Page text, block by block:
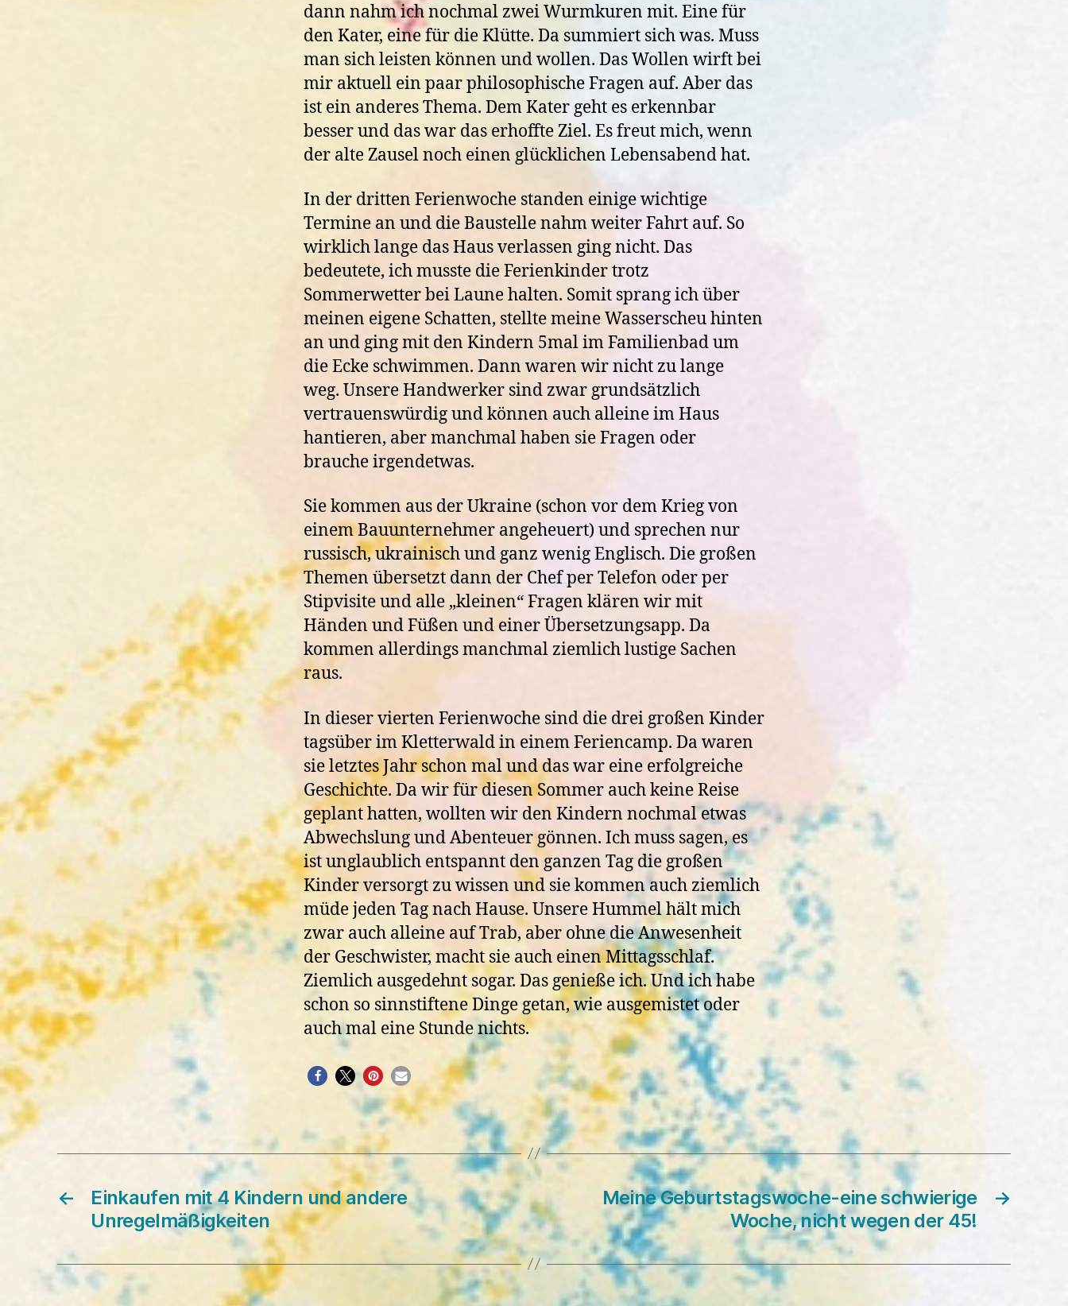
dann nahm ich nochmal zwei Wurmkuren mit. Eine für
den Kater, eine für die Klütte. Da summiert sich was. Muss
man sich leisten können und wollen. Das Wollen wirft bei
mir aktuell ein paar philosophische Fragen auf. Aber das
ist ein anderes Thema. Dem Kater geht es erkennbar
besser und das war das erhoffte Ziel. Es freut mich, wenn
der alteZausel noch einen glücklichen Lebensabend hat.
In der dritten Ferienwoche standen einige wichtige
Termine an und die Baustelle nahm weiter Fahrt auf. So
wirklich lange das Haus verlassen ging nicht. Das
bedeutete, ich musste die Ferienkinder trotz
Sommerwetter bei Laune halten. Somit sprang ich über
meinen eigene Schatten, stellte meine Wasserscheu hinten
an und ging mit den Kindern 5mal im Familienbad um
die Ecke schwimmen. Dann waren wir nicht zu lange
weg. Unsere Handwerker sind zwar grundsätzlich
vertrauenswürdig und können auch alleine im Haus
hantieren, aber manchmal haben sie Fragen oder
brauche irgendetwas.
Sie kommen aus der Ukraine (schon vor dem Krieg von
einem Bauunternehmer angeheuert) und sprechen nur
russisch, ukrainisch und ganz wenig Englisch. Die großen
Themen übersetzt dann der Chef per Telefon oder per
Stipvisite und alle „kleinen“ Fragen klären wir mit
Händen und Füßen und einer Übersetzungsapp. Da
kommen allerdings manchmal ziemlich lustige Sachen
raus.
In dieser vierten Ferienwoche sind die drei großen Kinder
tagsüber im Kletterwald in einem Feriencamp. Da waren
sie letztes Jahr schon mal und das war eine erfolgreiche
Geschichte. Da wir für diesen Sommer auch keine Reise
geplant hatten, wollten wir den Kindern nochmal etwas
Abwechslung und Abenteuer gönnen. Ich muss sagen, es
ist unglaublich entspannt den ganzen Tag die großen
Kinder versorgt zu wissen und sie kommen auch ziemlich
müde jeden Tag nach Hause. Unsere Hummel hält mich
zwar auch alleine auf Trab, aber ohne die Anwesenheit
der Geschwister, macht sie auch einen Mittagsschlaf.
Ziemlich ausgedehnt sogar. Das genieße ich.Und ich habe
schon so sinnstiftene Dinge getan, wie ausgemistet oder
auch mal eine Stunde nichts.
←
Einkaufen mit 4 Kindern und andere
Unregelmäßigkeiten
→
Meine Geburtstagswoche-eine schwierige
Woche, nicht wegen der 45!